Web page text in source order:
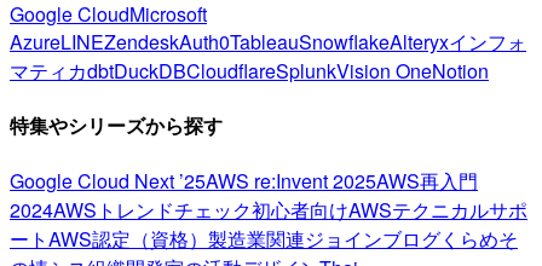
Google CloudMicrosoft
AzureLINEZendeskAuth0TableauSnowflakeAlteryxインフォ
マティカdbtDuckDBCloudflareSplunkVision OneNotion
特集やシリーズから探す
Google Cloud Next ’25AWS re:Invent 2025AWS再入門
2024AWSトレンドチェック初心者向けAWSテクニカルサポ
ートAWS認定（資格） 製造業関連ジョインブログくらめそ